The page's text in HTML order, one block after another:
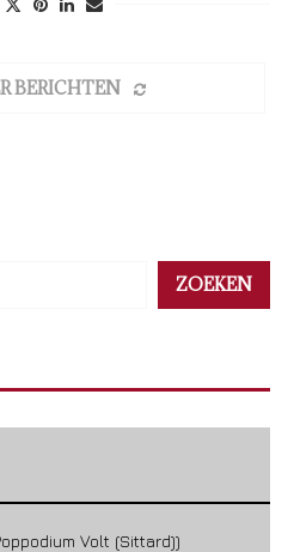
BERICHTEN
ZOEKEN
Volt (Sittard))